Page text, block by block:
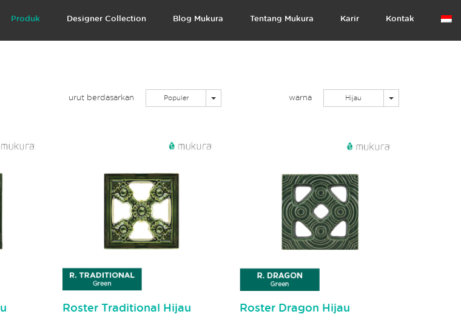
Produk Designer Collection Blog Mukura Tentang Mukura Karir Kontak
urut berdasarkan Populer Toggle Dropdown warna Hijau Toggle Dropdown
Roster Traditional Hijau Roster Dragon Hijau